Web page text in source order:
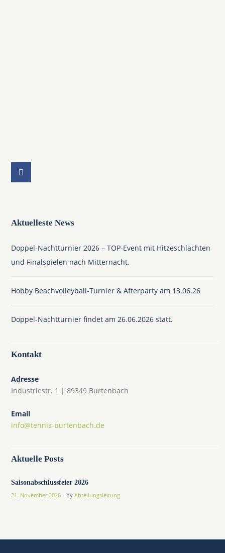
Aktuelleste News
Doppel-Nachtturnier 2026 – TOP-Event mit Hitzeschlachten
und Finalspielen nach Mitternacht.
Hobby Beachvolleyball-Turnier & Afterparty am 13.06.26
Doppel-Nachtturnier findet am 26.06.2026 statt.
Kontakt
Adresse
Industriestr. 1 | 89349 Burtenbach
Email
info@tennis-burtenbach.de
Aktuelle Posts
Saisonabschlussfeier 2026
21. November 2026 by Abteilungsleitung